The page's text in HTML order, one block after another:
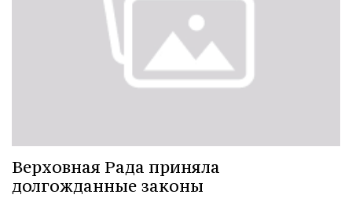
Верховная Рада приняла
долгожданные законы